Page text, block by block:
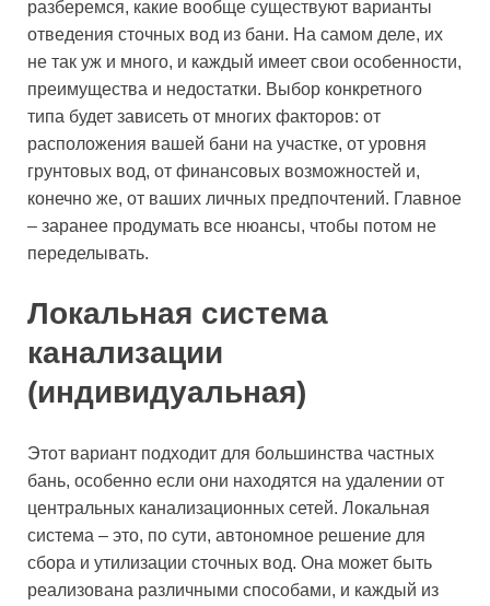
разберемся, какие вообще существуют варианты
отведения сточных вод из бани. На самом деле, их
не так уж и много, и каждый имеет свои особенности,
преимущества и недостатки. Выбор конкретного
типа будет зависеть от многих факторов: от
расположения вашей бани на участке, от уровня
грунтовых вод, от финансовых возможностей и,
конечно же, от ваших личных предпочтений. Главное
– заранее продумать все нюансы, чтобы потом не
переделывать.
Локальная система
канализации
(индивидуальная)
Этот вариант подходит для большинства частных
бань, особенно если они находятся на удалении от
центральных канализационных сетей. Локальная
система – это, по сути, автономное решение для
сбора и утилизации сточных вод. Она может быть
реализована различными способами, и каждый из